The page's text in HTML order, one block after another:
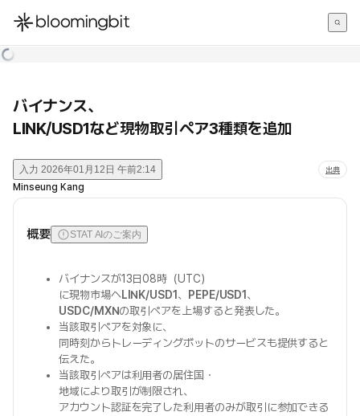
한국어
バイナンス、
LINK/USD1など現物取引ペア3種類を追加
入力 2026年01月12日 午前2:14 出典
Minseung Kang
概要 STAT AIのご案内
バイナンスが13日08時（UTC）
に現物市場へLINK/USD1 、 PEPE/USD1 、
USDC/MXNの取引ペアを上場すると発表した。
当該取引ペアを対象に、
同時刻からトレーディングボットのサービスも提供すると
伝えた。
当該取引ペアは利用者の居住国・
地域により取引が制限され、
アカウント認証を完了した利用者のみが取引に参加できる